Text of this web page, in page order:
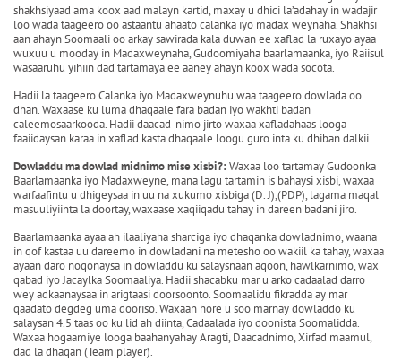
shakhsiyaad ama koox aad malayn kartid, maxay u dhici la’adahay in wadajir
loo wada taageero oo astaantu ahaato calanka iyo madax weynaha. Shakhsi
aan ahayn Soomaali oo arkay sawirada kala duwan ee xaflad la ruxayo ayaa
wuxuu u mooday in Madaxweynaha, Gudoomiyaha baarlamaanka, iyo Raiisul
wasaaruhu yihiin dad tartamaya ee aaney ahayn koox wada socota.
Hadii la taageero Calanka iyo Madaxweynuhu waa taageero dowlada oo
dhan. Waxaase ku luma dhaqaale fara badan iyo wakhti badan
caleemosaarkooda. Hadii daacad-nimo jirto waxaa xafladahaas looga
faaiidaysan karaa in xaflad kasta dhaqaale loogu guro inta ku dhiban dalkii.
Dowladdu ma dowlad midnimo mise xisbi?:Waxaa loo tartamay Gudoonka
Baarlamaanka iyo Madaxweyne, mana lagu tartamin is bahaysi xisbi, waxaa
warfaafintu u dhigeysaa in uu na xukumo xisbiga (D. J),(PDP), lagama maqal
masuuliyiinta la doortay, waxaase xaqiiqadu tahay in dareen badani jiro.
Baarlamaanka ayaa ah ilaaliyaha sharciga iyo dhaqanka dowladnimo, waana
in qof kastaa uu dareemo in dowladani na metesho oo wakiil ka tahay, waxaa
ayaan daro noqonaysa in dowladdu ku salaysnaan aqoon, hawlkarnimo, wax
qabad iyo Jacaylka Soomaaliya. Hadii shacabku mar u arko cadaalad darro
wey adkaanaysaa in arigtaasi doorsoonto. Soomaalidu fikradda ay mar
qaadato degdeg uma dooriso. Waxaan hore u soo marnay dowladdo ku
salaysan 4.5 taas oo ku lid ah diinta, Cadaalada iyo doonista Soomalidda.
Waxaa hogaamiye looga baahanyahay Aragti, Daacadnimo, Xirfad maamul,
dad la dhaqan (Team player).